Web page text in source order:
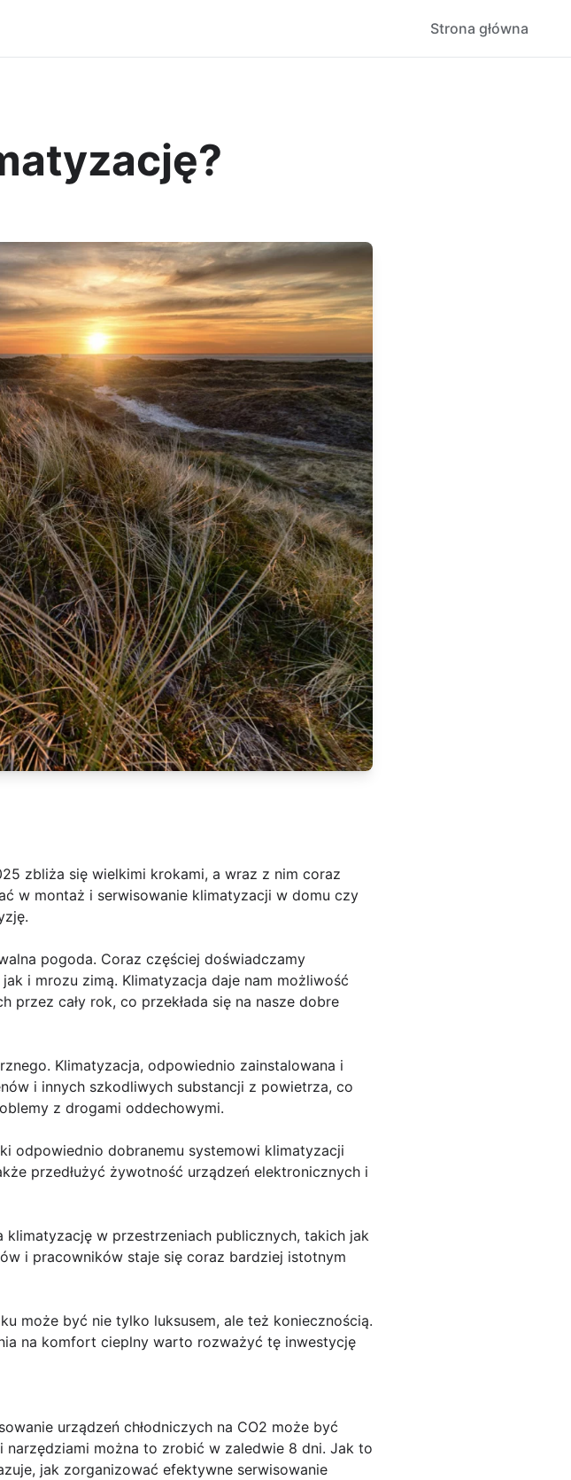
Strona główna
zbliża się wielkimi krokami, a wraz z nim coraz
w montaż i serwisowanie klimatyzacji w domu czy
pogoda. Coraz częściej doświadczamy
i mrozu zimą. Klimatyzacja daje nam możliwość
przez cały rok, co przekłada się na nasze dobre
Klimatyzacja, odpowiednio zainstalowana i
i innych szkodliwych substancji z powietrza, co
z drogami oddechowymi.
odpowiednio dobranemu systemowi klimatyzacji
przedłużyć żywotność urządzeń elektronicznych i
w przestrzeniach publicznych, takich jak
i pracowników staje się coraz bardziej istotnym
może być nie tylko luksusem, ale też koniecznością.
na komfort cieplny warto rozważyć tę inwestycję
urządzeń chłodniczych na CO2 może być
można to zrobić w zaledwie 8 dni. Jak to
jak zorganizować efektywne serwisowanie